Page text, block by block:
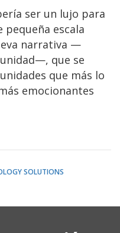
ser un lujo para
pequeña escala
narrativa —
que se
que más lo
emocionantes
SOLUTIONS